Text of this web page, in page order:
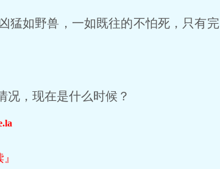
猛如野兽，一如既往的不怕死，只有完
，现在是什么时候？